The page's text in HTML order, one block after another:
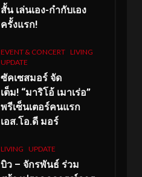
สั้น เล่นเอง-กำกับเอง
ครั้งแรก!
EVENT & CONCERT LIVING
UPDATE
ซัคเซสมอร์ จัด
เต็ม! “มาริโอ้ เมาเร่อ”
พรีเซ็นเตอร์คนแรก
เอส.โอ.ดี มอร์
LIVING UPDATE
บิว – จักรพันธ์ ร่วม